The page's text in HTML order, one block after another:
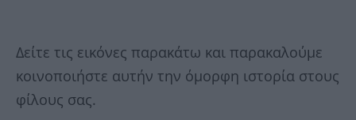
Δείτε τις εικόνες παρακάτω και παρακαλούμε
κοινοποιήστε αυτήν την όμορφη ιστορία στους
φίλους σας.